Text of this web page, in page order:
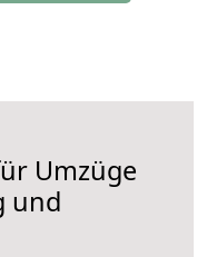
Umzüge
und